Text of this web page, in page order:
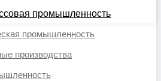
промышленность
промышленность
производства